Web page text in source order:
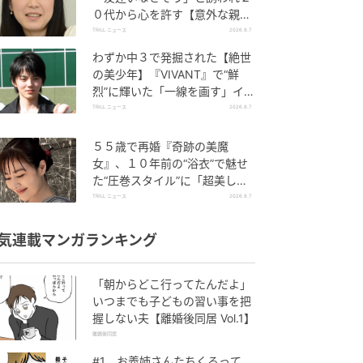
０代から心を許す【意外な親友
芸人】とは？
TRILL ニュース 2026.8.7
わずか中３で発掘された【絶世
の美少年】『VIVANT』で“鮮
烈”に輝いた「一線を画す」イケ
メン俳優
TRILL ニュース 2026.8.7
５５歳で再婚『奇跡の美魔
女』、１０年前の“浴衣”で魅せ
た“圧巻スタイル”に「超美し
い」「うっとり」
TRILL ニュース 2026.8.7
連載マンガランキング
「朝からどこ行ってたんだよ」
いつまでも子どもの習い事を把
握しない夫【離婚後同居 Vol.1】
離婚後同居